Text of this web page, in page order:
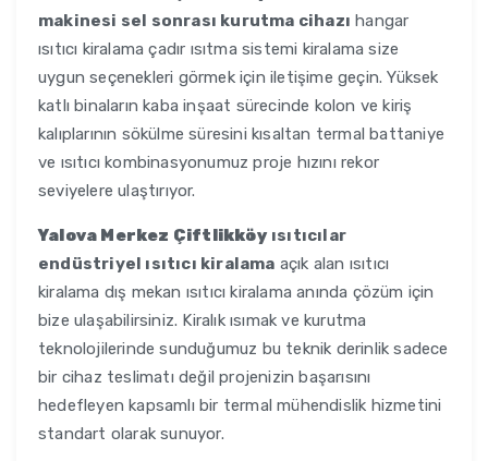
makinesi sel sonrası kurutma cihazı hangar
ısıtıcı kiralama çadır ısıtma sistemi kiralama size
uygun seçenekleri görmek için iletişime geçin. Yüksek
katlı binaların kaba inşaat sürecinde kolon ve kiriş
kalıplarının sökülme süresini kısaltan termal battaniye
ve ısıtıcı kombinasyonumuz proje hızını rekor
seviyelere ulaştırıyor.
Yalova Merkez Çiftlikköyısıtıcılar
endüstriyel ısıtıcı kiralama açık alan ısıtıcı
kiralama dış mekan ısıtıcı kiralama anında çözüm için
bize ulaşabilirsiniz. Kiralık ısımak ve kurutma
teknolojilerinde sunduğumuz bu teknik derinlik sadece
bir cihaz teslimatı değil projenizin başarısını
hedefleyen kapsamlı bir termal mühendislik hizmetini
standart olarak sunuyor.